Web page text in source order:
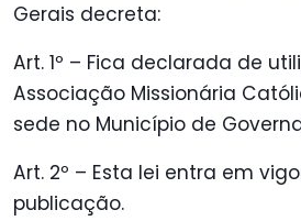
Gerais decreta:
Art. 1º – Fica declarada de
Associação Missionária
sede no Município de
Art. 2º – Esta lei entra em
publicação.